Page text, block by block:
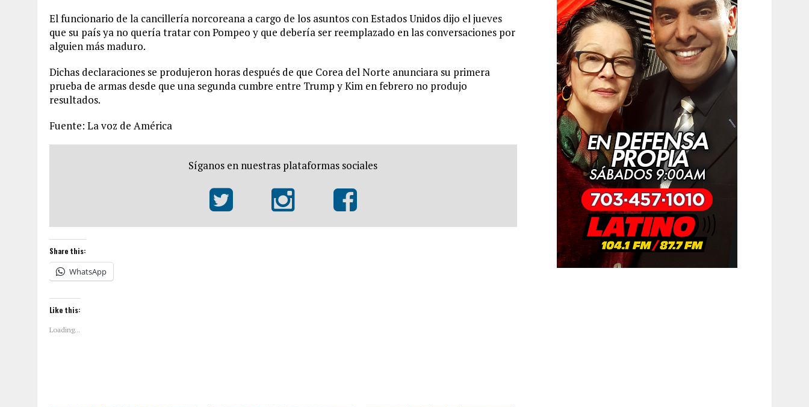
El funcionario de la cancillería norcoreana a cargo de los asuntos con Estados Unidos dijo el jueves
que su país ya no quería tratar con Pompeo y que debería ser reemplazado en las conversaciones por
alguien más maduro.
Dichas declaraciones se produjeron horas después de que Corea del Norte anunciara su primera
prueba de armas desde que una segunda cumbre entre Trump y Kim en febrero no produjo
resultados.
Fuente: La voz de América
Síganos en nuestras plataformas sociales
Share this:
WhatsApp
Like this:
Loading...